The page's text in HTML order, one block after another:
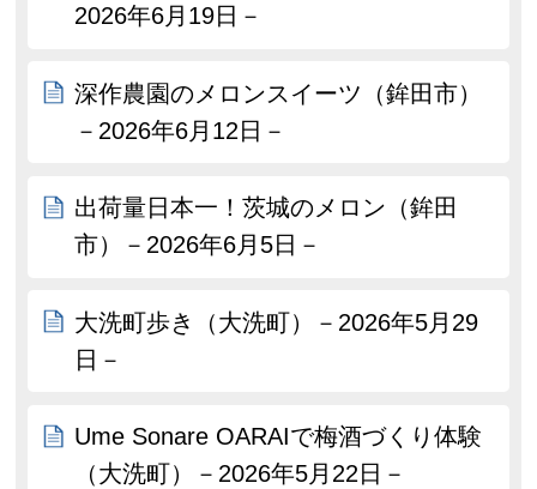
2026年6月19日－
深作農園のメロンスイーツ（鉾田市）
－2026年6月12日－
出荷量日本一！茨城のメロン（鉾田
市）－2026年6月5日－
大洗町歩き（大洗町）－2026年5月29
日－
Ume Sonare OARAIで梅酒づくり体験
（大洗町）－2026年5月22日－